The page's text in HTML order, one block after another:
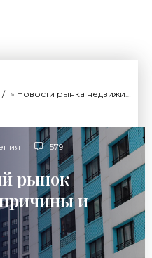
» Новости рынка недвижимости
579
рынок
и